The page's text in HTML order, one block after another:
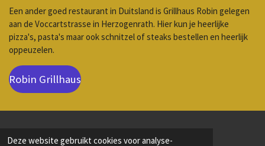
Deze website gebruikt cookies voor analyse-
Een ander goed restaurant in Duitsland is Grillhaus Robin gelegen
aan de Voccartstrasse in Herzogenrath. Hier kun je heerlijke
pizza's, pasta's maar ook schnitzel of steaks bestellen en heerlijk
oppeuzelen.
Robin Grillhaus